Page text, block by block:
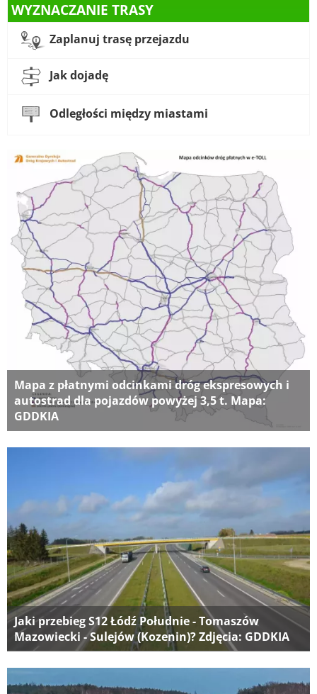
WYZNACZANIE TRASY
Zaplanuj trasę przejazdu
Jak dojadę
Odległości między miastami
Mapa z płatnymi odcinkami dróg ekspresowych i
autostrad dla pojazdów powyżej 3,5 t. Mapa:
GDDKIA
Jaki przebieg S12 Łódź Południe - Tomaszów
Mazowiecki - Sulejów (Kozenin)? Zdjęcia: GDDKIA